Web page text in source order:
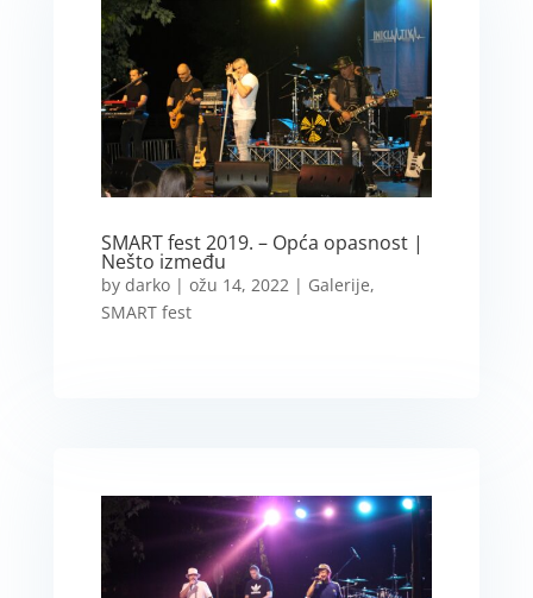
SMART fest 2019. – Opća opasnost |
Nešto između
by darko| ožu 14, 2022| Galerije,
SMART fest